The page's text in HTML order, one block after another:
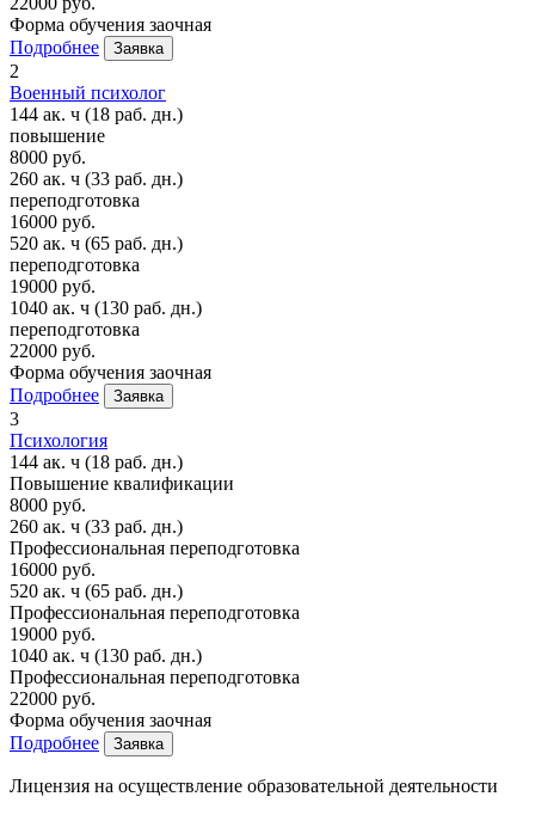
Форма обучения заочная
Подробнее
Заявка
2
Военный психолог
144 ак. ч (18 раб. дн.)
повышение
8000 руб.
260 ак. ч (33 раб. дн.)
переподготовка
16000 руб.
520 ак. ч (65 раб. дн.)
переподготовка
19000 руб.
1040 ак. ч (130 раб. дн.)
переподготовка
22000 руб.
Форма обучения заочная
Подробнее
Заявка
3
Психология
144 ак. ч (18 раб. дн.)
Повышение квалификации
8000 руб.
260 ак. ч (33 раб. дн.)
Профессиональная переподготовка
16000 руб.
520 ак. ч (65 раб. дн.)
Профессиональная переподготовка
19000 руб.
1040 ак. ч (130 раб. дн.)
Профессиональная переподготовка
22000 руб.
Форма обучения заочная
Подробнее
Заявка
Лицензия на осуществление образовательной деятельности